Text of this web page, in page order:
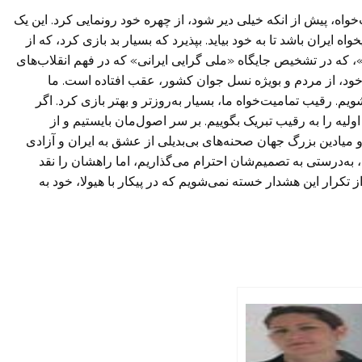
پیش از انکه خیلی دیر شود، از چهره خود رونمایی کرد. این یک
باشد تا به خود بیاید. بپذیرد که بسیار بد بازی کرد، که از
که در تشخیص جایگاه «ملی گرایی ایرانی» که در فهم انقلاب‌های
از مردم و بویژه نسل جوان کشور، عقب افتاده است. ما
رقیب تمامیت‌خواه ما، بسیار به‌روزتر و بهتر بازی کرد. اگر
را به رقیب تبریک بگوییم. بر سر اصول‌مان بایستیم و از
و میادین بزرگ جهان صحنه‌های بی‌بدیلی از عشق به ایران و آزادی
به‌درستی به تصمیم‌شان احترام می‌گذاریم، اما راهشان را نقد
این هشدار خسته نمی‌‌شویم که در پیکار با هیولا، خود به